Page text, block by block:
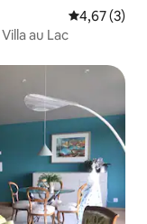
Évaluation
4,67 (3)
au Lac